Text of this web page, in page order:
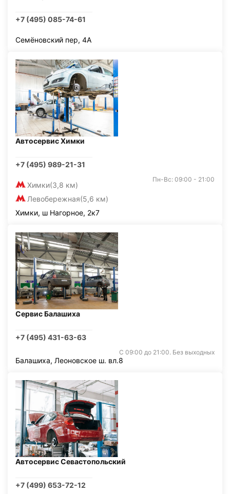
+7 (495) 085-74-61
Семёновский пер, 4А
Автосервис Химки
+7 (495) 989-21-31
Химки(3,8 км)
Левобережная(5,6 км)
Пн-Вс: 09:00 - 21:00
Химки, ш Нагорное, 2к7
Сервис Балашиха
+7 (495) 431-63-63
С 09:00 до 21:00. Без выходных
Балашиха, Леоновское ш. вл.8
Автосервис Севастопольский
+7 (499) 653-72-12